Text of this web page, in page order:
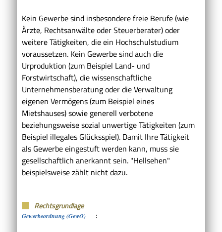
Kein Gewerbe sind insbesondere freie Berufe (wie
Ärzte, Rechtsanwälte oder Steuerberater) oder
weitere Tätigkeiten, die ein Hochschulstudium
voraussetzen. Kein Gewerbe sind auch die
Urproduktion (zum Beispiel Land- und
Forstwirtschaft), die wissenschaftliche
Unternehmensberatung oder die Verwaltung
eigenen Vermögens (zum Beispiel eines
Mietshauses) sowie generell verbotene
beziehungsweise sozial unwertige Tätigkeiten (zum
Beispiel illegales Glücksspiel). Damit Ihre Tätigkeit
als Gewerbe eingestuft werden kann, muss sie
gesellschaftlich anerkannt sein. "Hellsehen"
beispielsweise zählt nicht dazu.
Rechtsgrundlage
Gewerbeordnung (GewO)
: